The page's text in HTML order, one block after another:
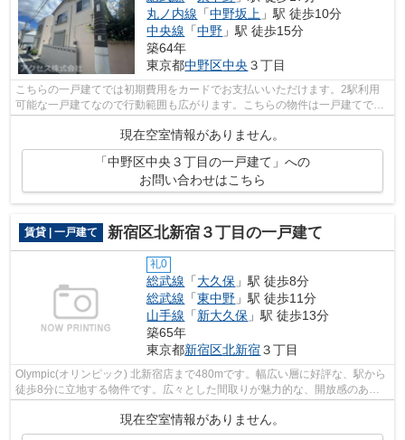
丸ノ内線 「中野坂上 」駅 徒歩10分
中央線 「中野 」駅 徒歩15分
築64年
東京都中野区中央 ３丁目
こちらの一戸建てでは初期費用をカードでお支払いいただけます。2駅利用
可能な一戸建てなので行動範囲も広がります。こちらの物件は一戸建てで
現在空室情報がありません。
「中野区中央３丁目の一戸建て」への
お問い合わせはこちら
賃貸 | 一戸建て 新宿区北新宿３丁目の一戸建て
礼0
総武線 「大久保 」駅 徒歩8分
総武線 「東中野 」駅 徒歩11分
山手線 「新大久保 」駅 徒歩13分
築65年
東京都新宿区北新宿３丁目
Olympic(オリンピック) 北新宿店まで480mです。幅広い層に好評な、駅から
徒歩8分に立地する物件です。広々とした間取りが魅力的な、開放感のある
現在空室情報がありません。